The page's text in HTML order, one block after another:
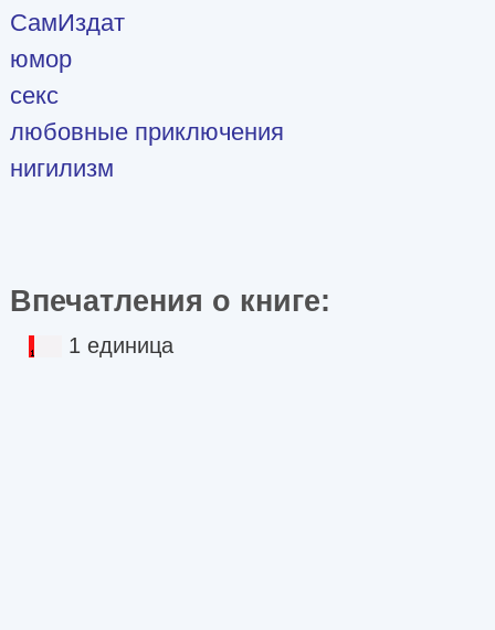
СамИздат
юмор
секс
любовные приключения
нигилизм
Впечатления о книге:
1 единица